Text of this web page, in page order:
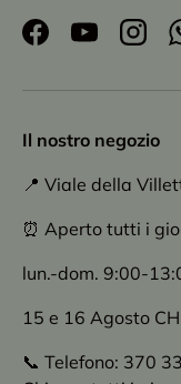
FacebookYouTube
Il nostro negozio
📍 Viale della
⏰ Aperto tutti i
lun.-dom. 9:00-
15 e 16 Agosto
📞 Telefono: 370